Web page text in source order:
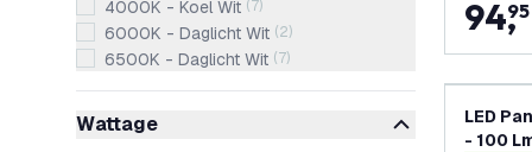
4000K - Koel Wit (7)
6000K - Daglicht Wit (2)
6500K - Daglicht Wit (7)
Wattage
94,
95
LED
- 100